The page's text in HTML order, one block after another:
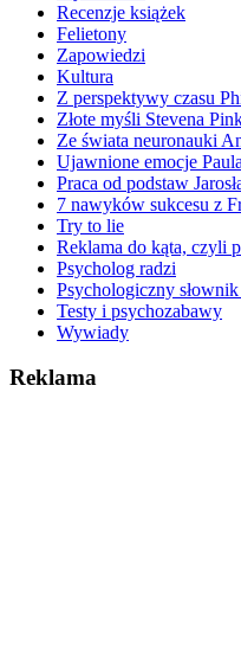
Recenzje książek
Felietony
Zapowiedzi
Kultura
Z perspektywy czasu
Złote myśli Stevena
Ze świata neuronauki
Ujawnione emocje
Praca od podstaw
7 nawyków sukcesu z
Try to lie
Reklama do kąta, czyli
Psycholog radzi
Psychologiczny
Testy i psychozabawy
Wywiady
Reklama